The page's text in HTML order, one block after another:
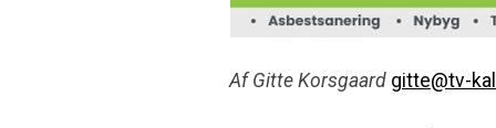
Af Gitte Korsgaard gitte@tv-